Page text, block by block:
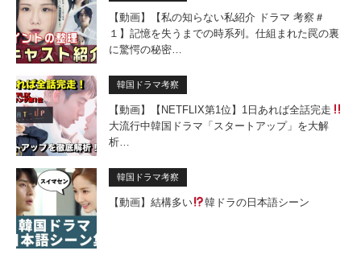
【動画】【私の知らない私紹介 ドラマ 考察＃
１】記憶を失うまでの時系列。仕組まれた罠の裏
に驚愕の秘密…
韓国ドラマ考察
【動画】【NETFLIX第1位】1日あれば全話完走
大流行中韓国ドラマ「 スタートアップ」を大解
析…
韓国ドラマ考察
【動画】結構多い 韓ドラの日本語シーン